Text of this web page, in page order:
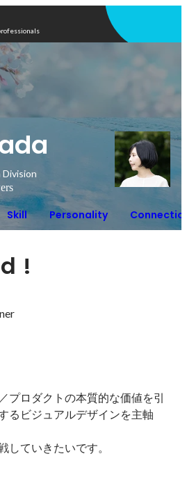
Skill Personality
!
プロダクトの本質的な価値を引
るビジュアルデザインを主軸
していきたいです。